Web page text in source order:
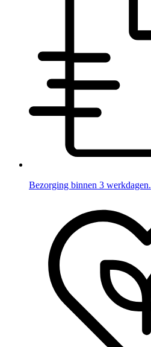
Bezorging binnen 3 werkdagen.